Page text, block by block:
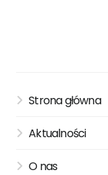
Strona główna
Aktualności
O nas